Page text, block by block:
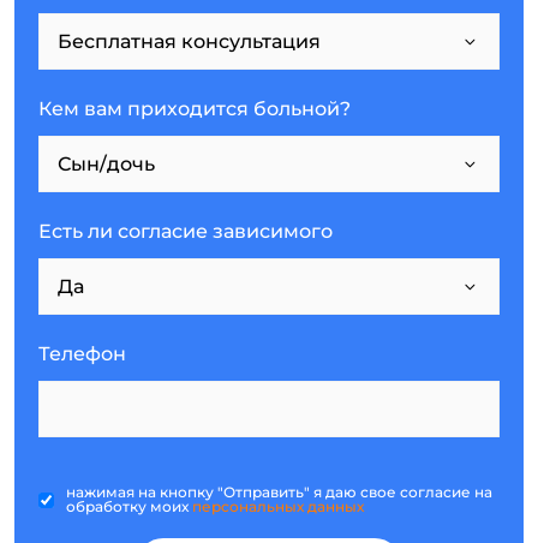
Кем вам приходится больной?
Есть ли согласие зависимого
Телефон
нажимая на кнопку "Отправить" я даю свое согласие на
обработку моих персональных данных